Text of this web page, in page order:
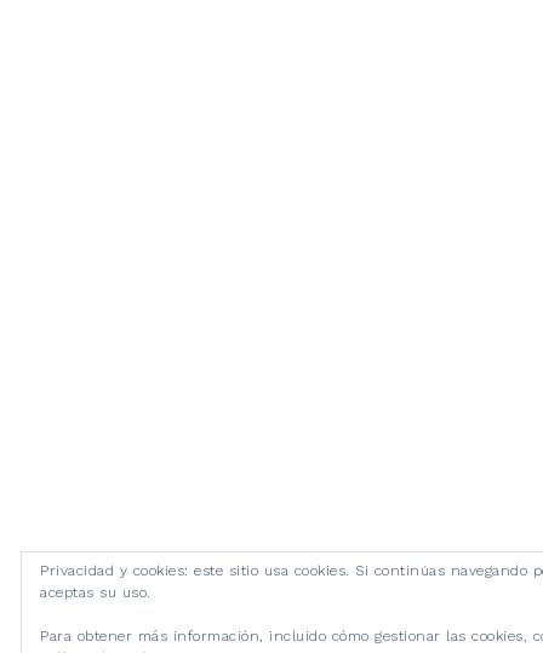
Privacidad y cookies: este sitio usa cookies. Si continúas navegando
aceptas su uso.
Para obtener más información, incluido cómo gestionar las cookies,